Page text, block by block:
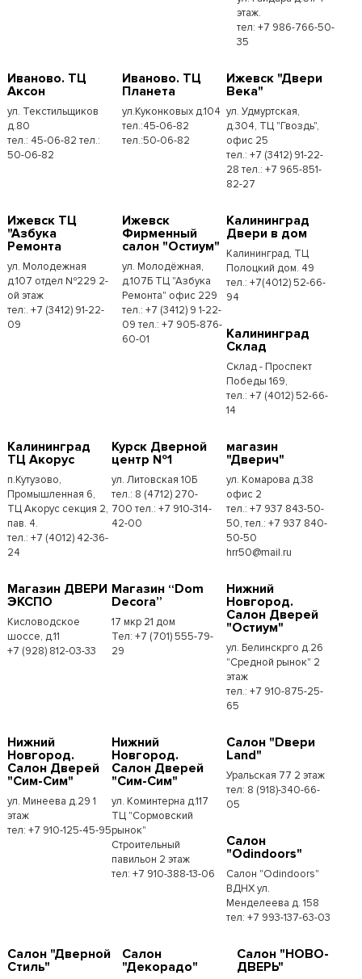
этаж.
тел: +7 986-766-50-
35
Иваново. ТЦ
Аксон
ул. Текстильщиков
д.80
тел.: 45-06-82 тел.:
50-06-82
Иваново. ТЦ
Планета
ул.Куконковых д.104
тел.:45-06-82
тел.:50-06-82
Ижевск "Двери
Века"
ул. Удмуртская,
д.304, ТЦ "Гвоздь",
офис 25
тел.: +7 (3412) 91-22-
28 тел.: +7 965-851-
82-27
Ижевск ТЦ
"Азбука
Ремонта
ул. Молодежная
д.107 отдел №229 2-
ой этаж
тел:. +7 (3412) 91-22-
09
Ижевск
Фирменный
салон "Остиум"
ул. Молодёжная,
д.107Б ТЦ "Азбука
Ремонта" офис 229
тел.: +7 (3412) 9 1-22-
09 тел.: +7 905-876-
60-01
Калининград
Двери в дом
Калининград, ТЦ
Полоцкий дом. 49
тел.: +7(4012) 52-66-
94
Калининград
Склад
Склад - Проспект
Победы 169,
тел.:​ +7 (4012) 52-66-
14
Калининград
ТЦ Акорус
п.Кутузово,
Промышленная 6,
ТЦ Акорус секция 2,
пав. 4.
тел.: +7 (4012) 42-36-
24
Курск Дверной
центр №1
ул. Литовская 10Б
тел.: 8 (4712) 270-
700 тел.: +7 910-314-
42-00
магазин
"Дверич"
ул. Комарова д.38
офис 2
тел.: +7 937 843-50-
50, тел.: +7 937 840-
50-50
hrr50@mail.ru
Магазин ДВЕРИ
ЭКСПО
Кисловодское
шоссе, д.11
+7 (928) 812-03-33
Магазин “Dom
Decora”
17 мкр 21 дом
Тел: +7 (701) 555-79-
29
Нижний
Новгород.
Салон Дверей
"Остиум"
ул. Белинскрго д.26
"Средной рынок" 2
этаж
тел.: +7 910-875-25-
65
Нижний
Новгород.
Салон Дверей
"Сим-Сим"
ул. Минеева д.29 1
этаж
тел: +7 910-125-45-95
Нижний
Новгород.
Салон Дверей
"Сим-Сим"
ул. Коминтерна д.117
ТЦ "Сормовский
рынок"
Строительный
павильон 2 этаж
тел: +7 910-388-13-06
Салон "Dвери
Land"
Уральская 77 2 этаж
тел: 8 (918)-340-66-
05
Салон
"Odindoors"
Салон "Odindoors"
ВДНХ ул.
Менделеева д. 158
тел: +7 993-137-63-03
Салон "Дверной
Стиль"
Салон
"Декорадо"
Салон "НОВО-
ДВЕРЬ"